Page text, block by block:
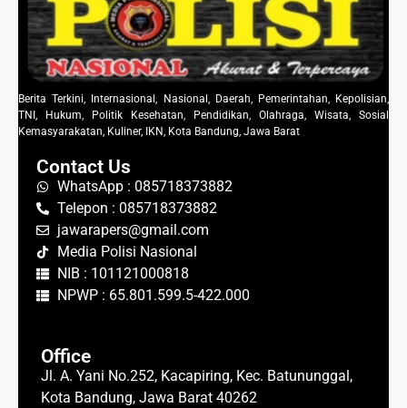
Berita Terkini, Internasional, Nasional, Daerah, Pemerintahan, Kepolisian,
TNI, Hukum, Politik Kesehatan, Pendidikan, Olahraga, Wisata, Sosial
Kemasyarakatan, Kuliner, IKN, Kota Bandung, Jawa Barat
Contact Us
WhatsApp : 085718373882
Telepon : 085718373882
jawarapers@gmail.com
Media Polisi Nasional
NIB : 101121000818
NPWP : 65.801.599.5-422.000
Office
Jl. A. Yani No.252, Kacapiring, Kec. Batununggal,
Kota Bandung, Jawa Barat 40262